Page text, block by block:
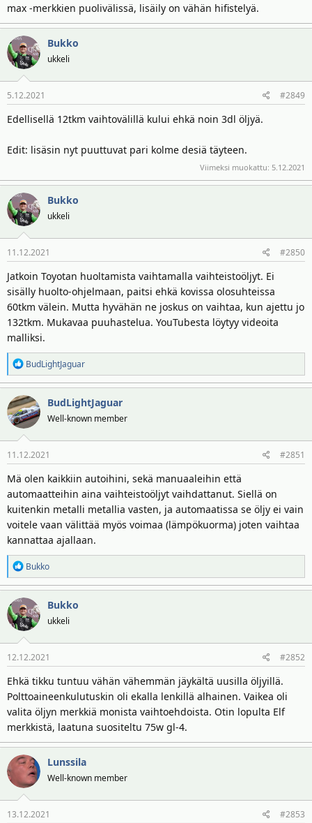
max -merkkien puolivälissä, lisäily on vähän hifistelyä.
Bukko
ukkeli
5.12.2021 #2849
Edellisellä 12tkm vaihtovälillä kului ehkä noin 3dl öljyä.
Edit: lisäsin nyt puuttuvat pari kolme desiä täyteen.
Viimeksi muokattu: 5.12.2021
Bukko
ukkeli
11.12.2021 #2850
Jatkoin Toyotan huoltamista vaihtamalla vaihteistoöljyt. Ei
sisälly huolto-ohjelmaan, paitsi ehkä kovissa olosuhteissa
60tkm välein. Mutta hyvähän ne joskus on vaihtaa, kun ajettu jo
132tkm. Mukavaa puuhastelua. YouTubesta löytyy videoita
malliksi.
R
e
a
k
t
i
o
t
BudLightJaguar
BudLightJaguar
Well-known member
11.12.2021 #2851
Mä olen kaikkiin autoihini, sekä manuaaleihin että
automaatteihin aina vaihteistoöljyt vaihdattanut. Siellä on
kuitenkin metalli metallia vasten, ja automaatissa se öljy ei vain
voitele vaan välittää myös voimaa (lämpökuorma) joten vaihtaa
kannattaa ajallaan.
R
e
a
k
t
i
o
t
Bukko
Bukko
ukkeli
12.12.2021 #2852
Ehkä tikku tuntuu vähän vähemmän jäykältä uusilla öljyillä.
Polttoaineenkulutuskin oli ekalla lenkillä alhainen. Vaikea oli
valita öljyn merkkiä monista vaihtoehdoista. Otin lopulta Elf
merkkistä, laatuna suositeltu 75w gl-4.
Lunssila
Well-known member
13.12.2021 #2853